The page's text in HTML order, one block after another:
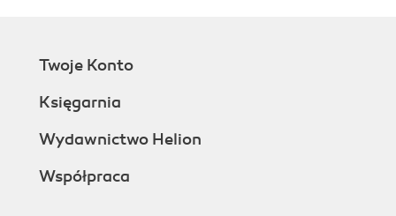
Twoje Konto
Księgarnia
Wydawnictwo Helion
Współpraca